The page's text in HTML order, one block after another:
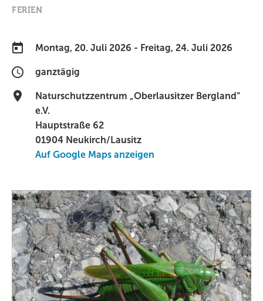
FERIEN
Montag, 20. Juli 2026 - Freitag, 24. Juli 2026
ganztägig
Naturschutzzentrum „Oberlausitzer Bergland“
e.V.
Hauptstraße 62
01904 Neukirch/Lausitz
Auf Google Maps anzeigen